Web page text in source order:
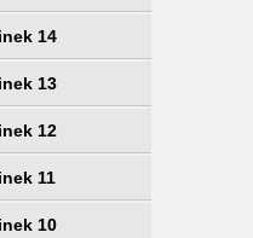
14
13
12
11
10